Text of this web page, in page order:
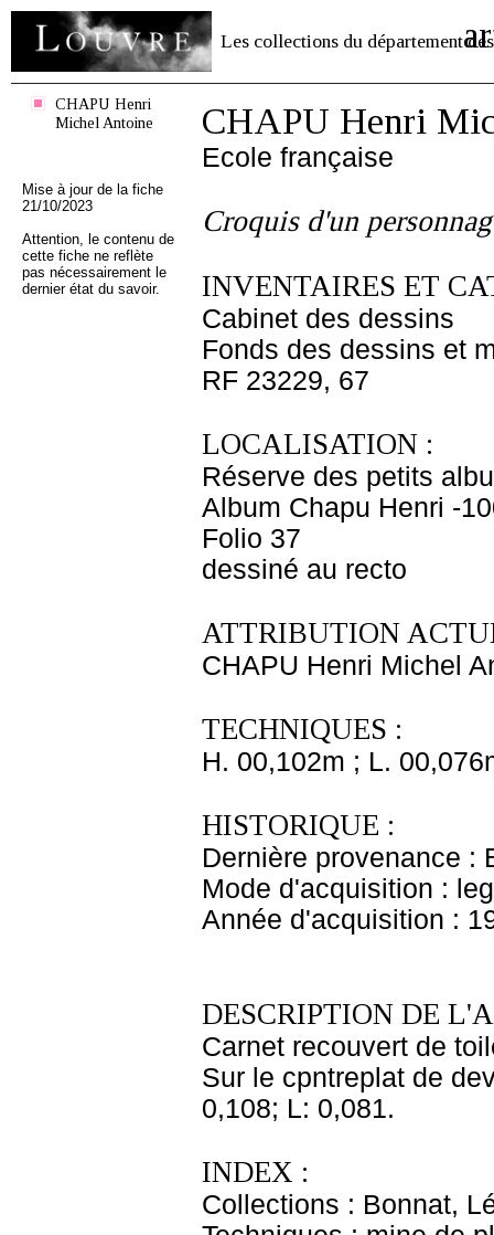
Les collections du département des
CHAPU Henri
Michel Antoine
Mise à jour de la fiche
21/10/2023
Attention, le contenu de
cette fiche ne reflète
pas nécessairement le
dernier état du savoir.
CHAPU Henri
Ecole française
Croquis d'un
INVENTAIRES ET
Cabinet des dessins
Fonds des dessins et
RF 23229, 67
LOCALISATION :
Réserve des petits
Album Chapu Henri -
Folio 37
dessiné au recto
ATTRIBUTION
CHAPU Henri Michel
TECHNIQUES :
H. 00,102m ; L.
HISTORIQUE :
Dernière provenance :
Mode d'acquisition :
Année d'acquisition :
DESCRIPTION DE
Carnet recouvert de
Sur le cpntreplat de
0,108; L: 0,081.
INDEX :
Collections : Bonnat,